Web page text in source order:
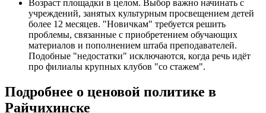
Возраст площадки в целом. Выбор важно начинать с
учреждений, занятых культурным просвещением детей
более 12 месяцев. "Новичкам" требуется решить
проблемы, связанные с приобретением обучающих
материалов и пополнением штаба преподавателей.
Подобные "недостатки" исключаются, когда речь идёт
про филиалы крупных клубов "со стажем".
Подробнее о ценовой политике в
Райчихинске